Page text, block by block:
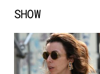
SHOW